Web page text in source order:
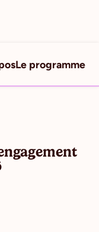
Le programme